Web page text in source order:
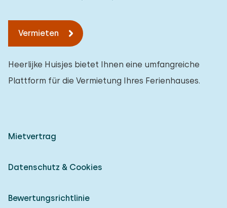
Vermieten
Heerlijke Huisjes bietet Ihnen eine umfangreiche
Plattform für die Vermietung Ihres Ferienhauses.
Mietvertrag
Datenschutz & Cookies
Bewertungsrichtlinie